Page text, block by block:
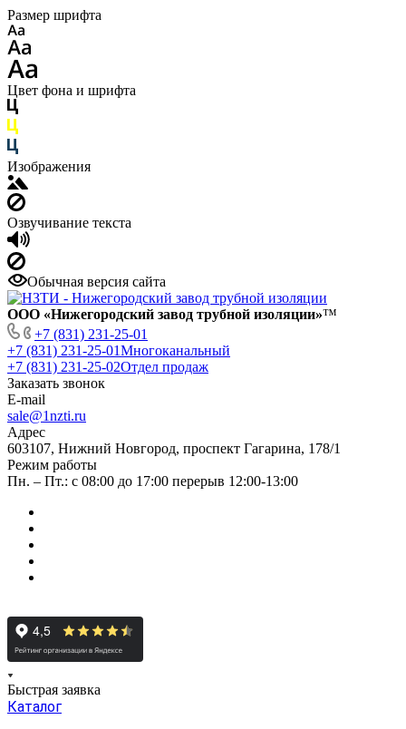
Размер шрифта
Цвет фона и шрифта
Изображения
Озвучивание текста
Обычная версия сайта
ООО «Нижегородский завод трубной изоляции»™
+7 (831) 231-25-01
+7 (831) 231-25-01Многоканальный
+7 (831) 231-25-02Отдел продаж
Заказать звонок
E-mail
sale@1nzti.ru
Адрес
603107, Нижний Новгород, проспект Гагарина, 178/1
Режим работы
Пн. – Пт.: с 08:00 до 17:00 перерыв 12:00-13:00
Быстрая заявка
Каталог